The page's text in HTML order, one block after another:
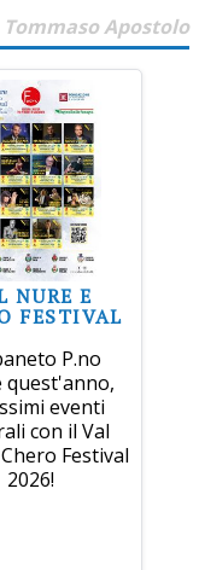
Tommaso Apostolo
NURE E
FESTIVAL
P.no
quest'anno,
eventi
con il Val
Festival
2026!